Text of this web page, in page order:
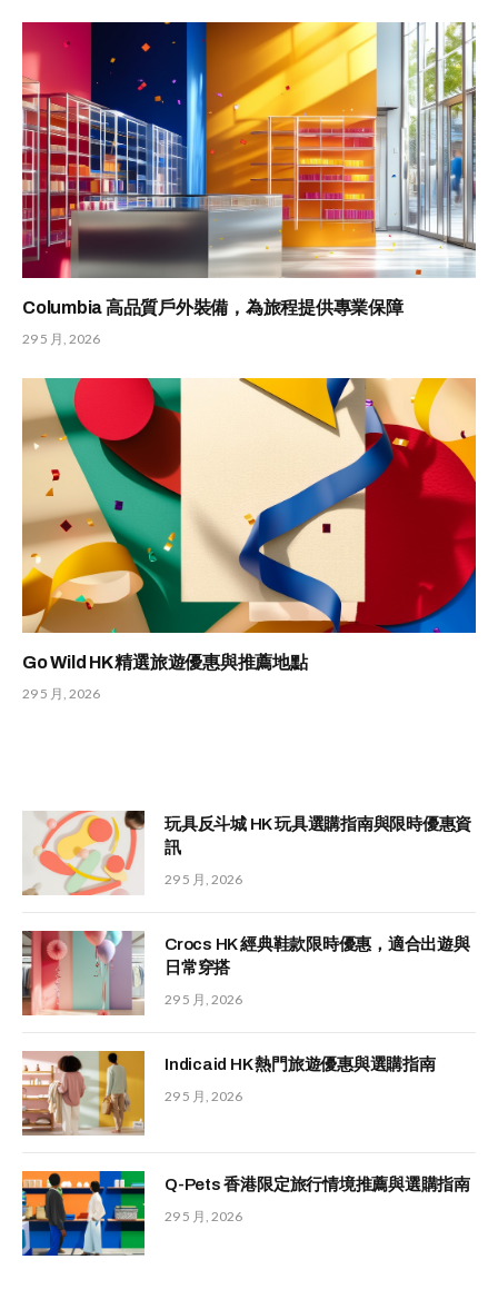
Columbia 高品質戶外裝備，為旅程提供專業保障
29 5 月, 2026
Go Wild HK 精選旅遊優惠與推薦地點
29 5 月, 2026
玩具反斗城 HK 玩具選購指南與限時優惠資
訊
29 5 月, 2026
Crocs HK 經典鞋款限時優惠，適合出遊與
日常穿搭
29 5 月, 2026
Indicaid HK 熱門旅遊優惠與選購指南
29 5 月, 2026
Q-Pets 香港限定旅行情境推薦與選購指南
29 5 月, 2026